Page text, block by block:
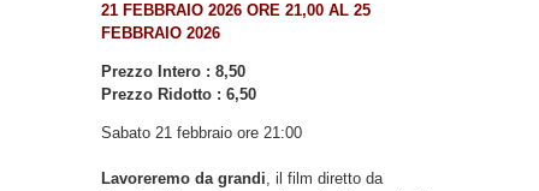
21 FEBBRAIO 2026 ORE 21,00 AL 25
FEBBRAIO 2026
Prezzo Intero : 8,50
Prezzo Ridotto : 6,50
Sabato 21 febbraio ore 21:00
Lavoreremo da grandi, il film diretto da